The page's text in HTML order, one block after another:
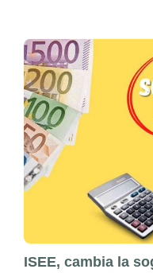
ISEE, cambia la